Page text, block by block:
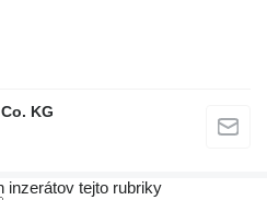
KG
inzerátov tejto rubriky